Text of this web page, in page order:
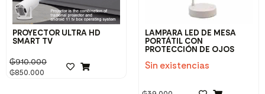
PROYECTOR ULTRA HD
SMART TV
₲910.000
₲850.000
LAMPARA LED DE MESA
PORTÁTIL CON
PROTECCIÓN DE OJOS
Sin existencias